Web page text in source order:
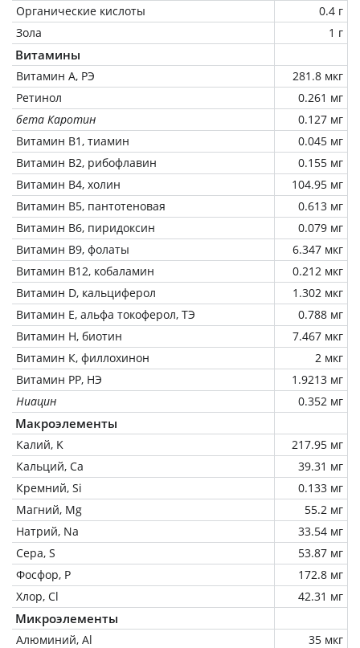
Органические кислоты
0.4 г
Зола
1 г
Витамины
Витамин А, РЭ
281.8 мкг
Ретинол
0.261 мг
бета Каротин
0.127 мг
Витамин В1, тиамин
0.045 мг
Витамин В2, рибофлавин
0.155 мг
Витамин В4, холин
104.95 мг
Витамин В5, пантотеновая
0.613 мг
Витамин В6, пиридоксин
0.079 мг
Витамин В9, фолаты
6.347 мкг
Витамин В12, кобаламин
0.212 мкг
Витамин D, кальциферол
1.302 мкг
Витамин Е, альфа токоферол, ТЭ
0.788 мг
Витамин Н, биотин
7.467 мкг
Витамин К, филлохинон
2 мкг
Витамин РР, НЭ
1.9213 мг
Ниацин
0.352 мг
Макроэлементы
Калий, K
217.95 мг
Кальций, Ca
39.31 мг
Кремний, Si
0.133 мг
Магний, Mg
55.2 мг
Натрий, Na
33.54 мг
Сера, S
53.87 мг
Фосфор, P
172.8 мг
Хлор, Cl
42.31 мг
Микроэлементы
Алюминий, Al
35 мкг